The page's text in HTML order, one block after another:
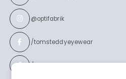
@optifabrik
/tomsteddyeyewear
/optifabrikeyewear